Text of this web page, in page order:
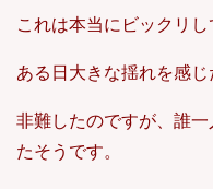
これは本当にビックリ
ある日大きな揺れを感
非難したのですが、誰
たそうです。